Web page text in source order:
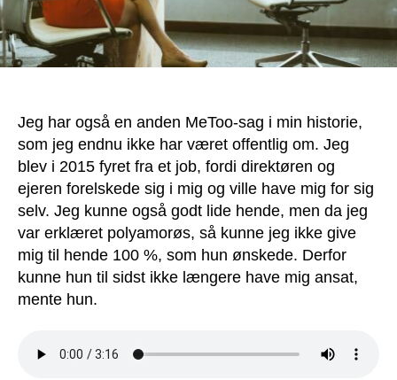
Jeg har også en anden MeToo-sag i min historie,
som jeg endnu ikke har været offentlig om. Jeg
blev i 2015 fyret fra et job, fordi direktøren og
ejeren forelskede sig i mig og ville have mig for sig
selv. Jeg kunne også godt lide hende, men da jeg
var erklæret polyamorøs, så kunne jeg ikke give
mig til hende 100 %, som hun ønskede. Derfor
kunne hun til sidst ikke længere have mig ansat,
mente hun.